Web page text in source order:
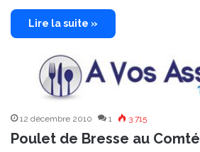
Lire la suite »
12 décembre 2010 1 3 715
Poulet de Bresse au Comté